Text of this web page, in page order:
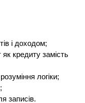
і доходом;
кредиту замість
логіки;
записів.